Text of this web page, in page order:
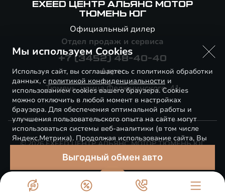
EXEED ЦЕНТР АЛЬЯНС МОТОР
ТЮМЕНЬ ЮГ
Официальный дилер
Отдел продаж и сервиса
+7 (3452) 48-40-40
Адрес
Тюмень, улица Федюнинского, 41
© 2026 EXEED ЦЕНТР АЛЬЯНС МОТОР ТЮМЕНЬ ЮГ
Правовая информация
Сделано в ПЕРКС
Мы используем Cookies
Используя сайт, вы соглашаетесь с политикой обработки
данных, с политикой конфиденциальности и
использованием cookies вашего браузера. Cookies
можно отключить в любой момент в настройках
браузера. Для обеспечения оптимальной работы и
улучшения пользовательского опыта на сайте могут
использоваться системы веб-аналитики (в том числе
Яндекс.Метрика). Продолжая использование сайта, Вы
соглашаетесь с применением указанных технологий и
размещением cookie-файлов.
Понятно
Выгодный обмен авто